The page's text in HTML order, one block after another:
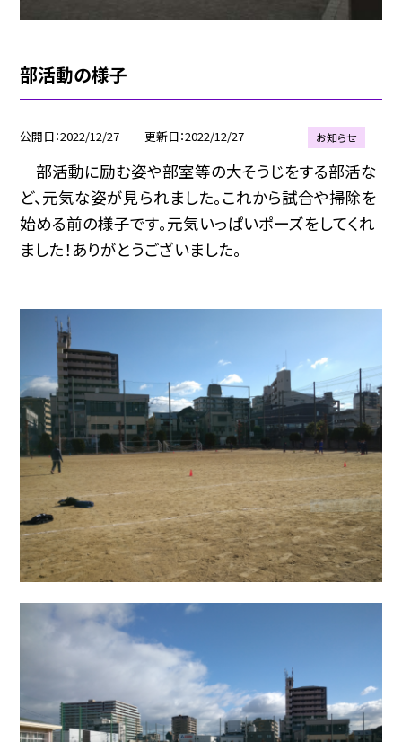
部活動の様子
公開日 2022/12/27 更新日 2022/12/27 お知らせ
部活動に励む姿や部室等の大そうじをする部活な
ど、元気な姿が見られました。これから試合や掃除を
始める前の様子です。元気いっぱいポーズをしてくれ
ました！ありがとうございました。